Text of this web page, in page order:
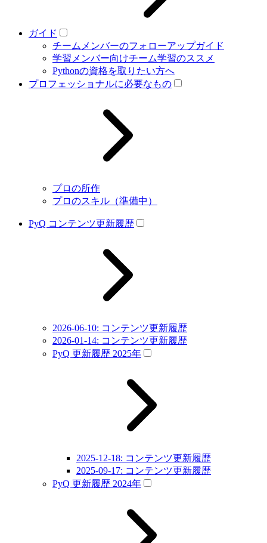
ガイド
チームメンバーのフォローアップガイド
学習メンバー向けチーム学習のススメ
Pythonの資格を取りたい方へ
プロフェッショナルに必要なもの
プロの所作
プロのスキル（準備中）
PyQ コンテンツ更新履歴
2026-06-10: コンテンツ更新履歴
2026-01-14: コンテンツ更新履歴
PyQ 更新履歴 2025年
2025-12-18: コンテンツ更新履歴
2025-09-17: コンテンツ更新履歴
PyQ 更新履歴 2024年